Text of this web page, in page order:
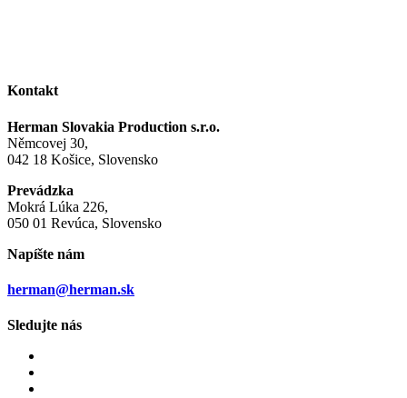
Kontakt
Herman Slovakia Production s.r.o.
Němcovej 30,
042 18 Košice, Slovensko
Prevádzka
Mokrá Lúka 226,
050 01 Revúca, Slovensko
Napíšte nám
herman@herman.sk
Sledujte nás